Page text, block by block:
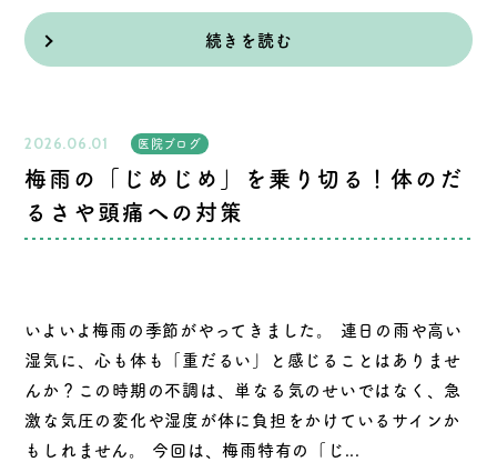
続きを読む
2026.06.01 医院ブログ
梅雨の「じめじめ」を乗り切る！体のだ
るさや頭痛への対策
いよいよ梅雨の季節がやってきました。 連日の雨や高い
湿気に、心も体も「重だるい」と感じることはありませ
んか？この時期の不調は、単なる気のせいではなく、急
激な気圧の変化や湿度が体に負担をかけているサインか
もしれません。 今回は、梅雨特有の「じ...